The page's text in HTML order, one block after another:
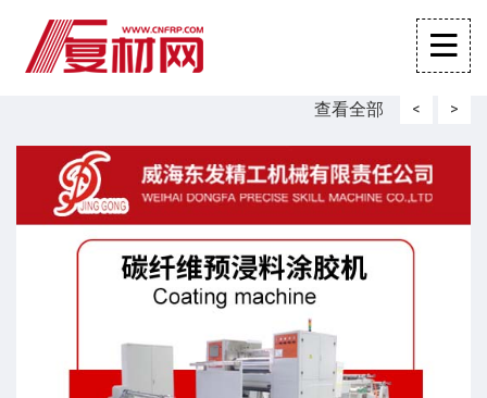
查看全部 < >